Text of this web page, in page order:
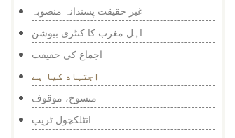
غیر حقیقت پسندانہ منصوبہ
اہل مغرب کا کنٹری بیوشن
اجماع کی حقیقت
اجتہاد کیا ہے
منسوخ، موقوف
انٹلکچول ٹریپ